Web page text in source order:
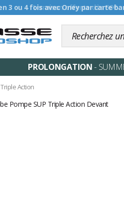
Livraison offerte dès 99€
PROLONGATION-
Triple Action